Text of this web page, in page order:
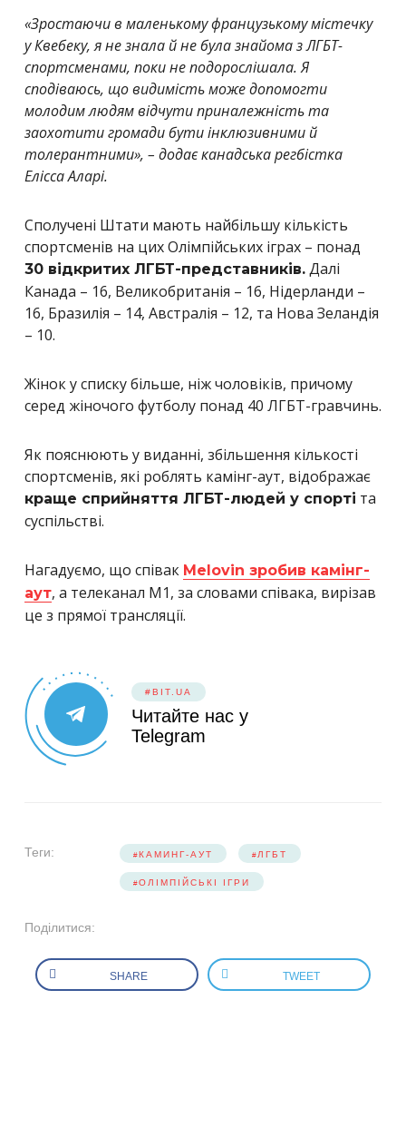
«Зростаючи в маленькому французькому містечку
у Квебеку, я не знала й не була знайома з ЛГБТ-
спортсменами, поки не подорослішала. Я
сподіваюсь, що видимість може допомогти
молодим людям відчути приналежність та
заохотити громади бути інклюзивними й
толерантними», – додає канадська регбістка
Елісса Аларі.
Сполучені Штати мають найбільшу кількість
спортсменів на цих Олімпійських іграх – понад
30 відкритих ЛГБТ-представників. Далі
Канада – 16, Великобританія – 16, Нідерланди –
16, Бразилія – 14, Австралія – 12, та Нова Зеландія
– 10.
Жінок у списку більше, ніж чоловіків, причому
серед жіночого футболу понад 40 ЛГБТ-гравчинь.
Як пояснюють у виданні, збільшення кількості
спортсменів, які роблять камінг-аут, відображає
краще сприйняття ЛГБТ-людей у ​​спорті та
суспільстві.
Нагадуємо, що співак Melovin зробив камінг-
аут, а телеканал M1, за словами співака, вирізав
це з прямої трансляції.
#BIT.UA
Читайте нас у
Telegram
Теги: КАМИНГ-АУТ ЛГБТ
ОЛІМПІЙСЬКІ ІГРИ
Поділитися:
SHARE TWEET